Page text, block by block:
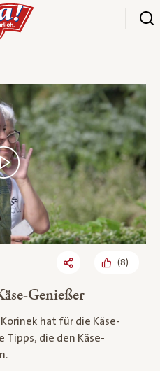
(8)
Genießer
hat für die Käse-
Tipps, die den Käse-